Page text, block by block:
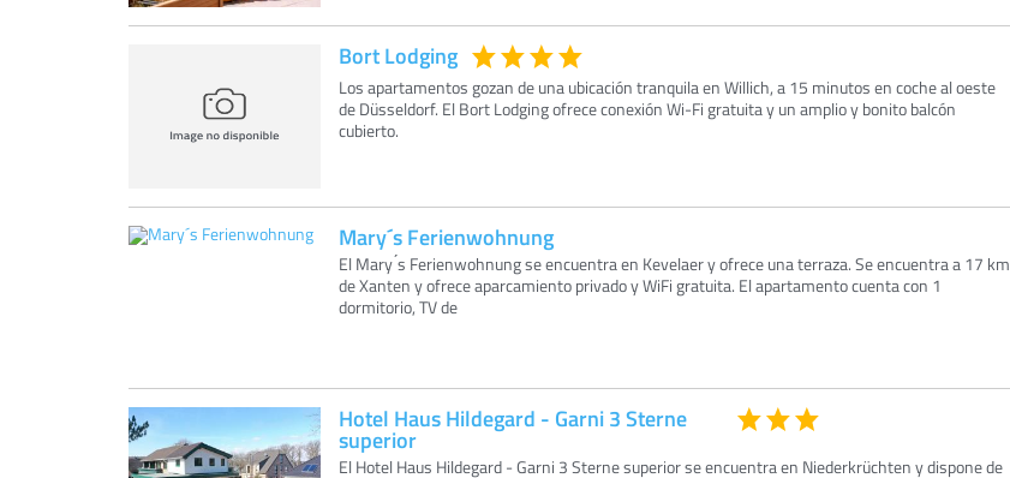
Bort Lodging
Los apartamentos gozan de una ubicación tranquila en Willich, a 15 minutos en coche al oeste
de Düsseldorf. El Bort Lodging ofrece conexión Wi-Fi gratuita y un amplio y bonito balcón
cubierto.
Mary´s Ferienwohnung
El Mary ́s Ferienwohnung se encuentra en Kevelaer y ofrece una terraza. Se encuentra a 17 km
de Xanten y ofrece aparcamiento privado y WiFi gratuita. El apartamento cuenta con 1
dormitorio, TV de
Hotel Haus Hildegard - Garni 3 Sterne
superior
El Hotel Haus Hildegard - Garni 3 Sterne superior se encuentra en Niederkrüchten y dispone de